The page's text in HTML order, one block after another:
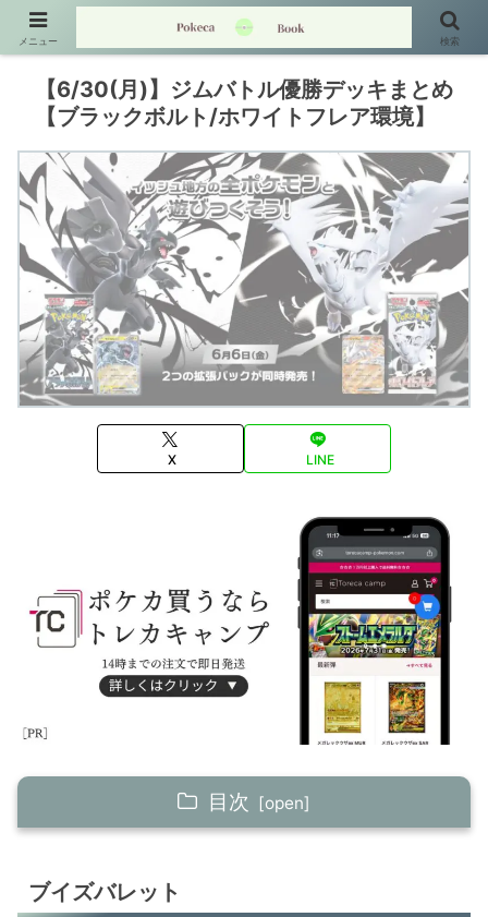
【6/30(月)】ジムバトル優勝デッキまとめ
【ブラックボルト/ホワイトフレア環境】
X LINE
目次
ロケット団のポリゴンZ
ブイズバレット
メニュー 検索